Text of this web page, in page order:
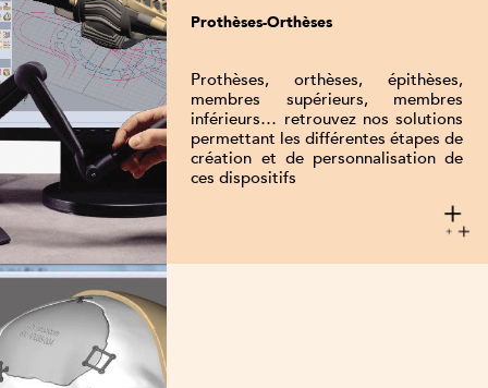
Prothèses-Orthèses
Prothèses, orthèses, épithèses,
membres supérieurs, membres
inférieurs… retrouvez nos solutions
permettant les différentes étapes de
création et de personnalisation de
ces dispositifs